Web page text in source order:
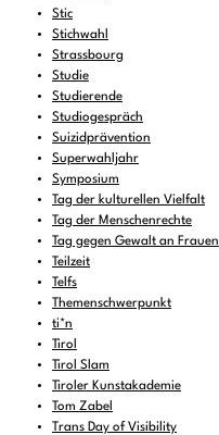
Stic
Stichwahl
Strassbourg
Studie
Studierende
Studiogespräch
Suizidprävention
Superwahljahr
Symposium
Tag der kulturellen Vielfalt
Tag der Menschenrechte
Tag gegen Gewalt an Frauen
Teilzeit
Telfs
Themenschwerpunkt
ti*n
Tirol
Tirol Slam
Tiroler Kunstakademie
Tom Zabel
Trans Day of Visibility